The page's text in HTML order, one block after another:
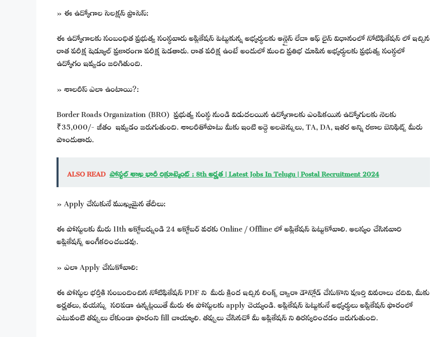
» ఈ ఉద్యోగాల సెలక్షన్ ప్రాసెస్:
ఈ ఉద్యోగాలకు సంబంధిత ప్రభుత్వ సంస్థవారు అప్లికేషన్ పెట్టుకున్న అభ్యర్థులకు ఆన్లైన్ లేదా ఆఫ్ లైన్ విధానంలో నోటిఫికేషన్ లో ఇచ్చిన
రాత పరీక్ష షెడ్యూల్ ప్రకారంగా పరీక్ష పెడతారు. రాత పరీక్ష ఉంటే అందులో మంచి ప్రతిభ చూపిన అభ్యర్థులకు ప్రభుత్వ సంస్థలో
ఉద్యోగం ఇవ్వడం జరిగితుంది.
» శాలరీస్ ఎలా ఉంటాయి?:
Border Roads Organization (BRO) ప్రభుత్వ సంస్థ నుండి విడుదలయిన ఉద్యోగాలకు ఎంపికయిన ఉద్యోగులకు నెలకు
₹35,000/- జీతం ఇవ్వడం జరుగుతుంది. శాలరీతోపాటు మీకు ఇంటి అద్దె అలవెన్సులు, TA, DA, ఇతర అన్ని రకాల బెనిఫిట్స్ మీరు
పొందుతారు.
ALSO READ పోస్టల్ శాఖ భారీ రిక్రూట్మెంట్ : 8th అర్హత | Latest Jobs In Telugu | Postal Recruitment 2024
» Apply చేసుకునే ముఖ్యమైన తేదీలు:
ఈ పోస్టులకు మీరు 11th అక్టోబర్నుండి 24 అక్టోబర్ వరకు Online / Offline లో అప్లికేషన్ పెట్టుకోవాలి. ఆలస్యం చేసినవారి
అప్లికేషన్స్ అంగీకరించబడవు.
» ఎలా Apply చేసుకోవాలి:
ఈ పోస్టుల భర్తీకి సంబందించిన నోటిఫికేషన్ PDF ని మీరు క్రింద ఇచ్చిన లింక్స్ ద్వారా డౌన్లోడ్ చేసుకొని పూర్తి వివరాలు చదివి, మీకు
అర్హతలు, వయస్సు సరిపడా ఉన్నట్లయితే మీరు ఈ పోస్టులకు apply చెయ్యండి. అప్లికేషన్ పెట్టుకునే అభ్యర్థులు అప్లికేషన్ ఫారంలో
ఎటువంటి తప్పులు లేకుండా ఫారంని fill చాయ్యాలి. తప్పులు చేసినచో మీ అప్లికేషన్ ని తిరస్కరించడం జరుగుతుంది.